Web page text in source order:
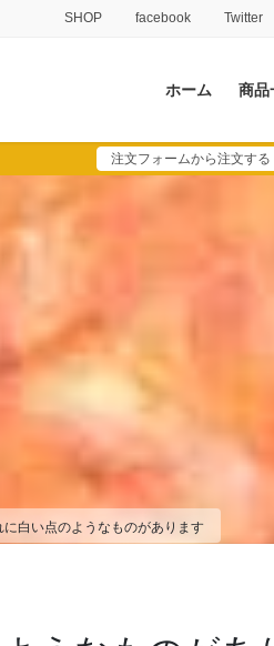
SHOP facebook Twitter
ホーム 商品
注文フォームから注文する
に白い点のようなものがあります